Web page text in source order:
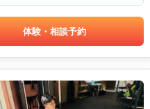
体験・相談予約